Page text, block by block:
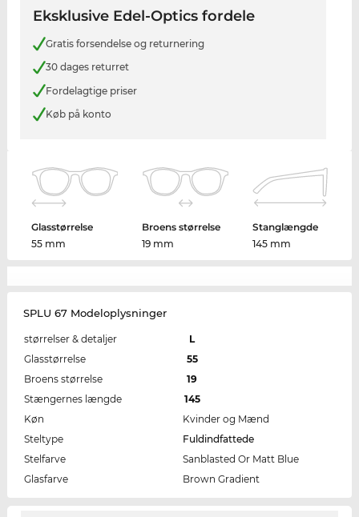
Eksklusive Edel-Optics fordele
Gratis forsendelse og returnering
30 dages returret
Fordelagtige priser
Køb på konto
Glasstørrelse
55 mm
Broens størrelse
19 mm
Stanglængde
145 mm
SPLU 67 Modeloplysninger
størrelser & detaljer
L
Glasstørrelse
55
Broens størrelse
19
Stængernes længde
145
Køn
Kvinder og Mænd
Steltype
Fuldindfattede
Stelfarve
Sanblasted Or Matt Blue
Glasfarve
Brown Gradient